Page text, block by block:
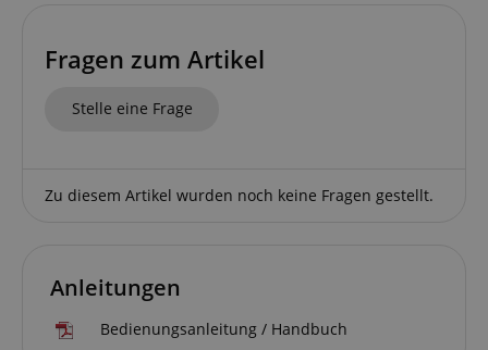
Fragen zum Artikel
Stelle eine Frage
Zu diesem Artikel wurden noch keine Fragen gestellt.
Anleitungen
Bedienungsanleitung / Handbuch